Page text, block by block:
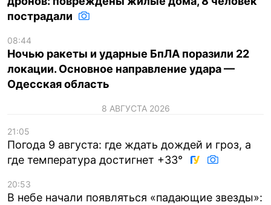
пострадали
08:44
Ночью ракеты и ударные БпЛА поразили 22
локации. Основное направление удара —
Одесская область
8 АВГУСТА 2026
21:05
Погода 9 августа: где ждать дождей и гроз, а
где температура достигнет +33°
20:53
В небе начали появляться «падающие звезды»: